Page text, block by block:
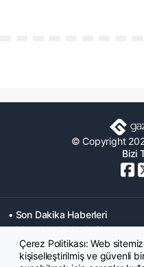
© Copyright
Bizi
• Son Dakika Haberleri
• Memurlar Haberleri
• Ekonomi Haberleri
• Yaşam Haberleri
Çerez Politikası: Web
kişiselleştirilmiş ve güvenli